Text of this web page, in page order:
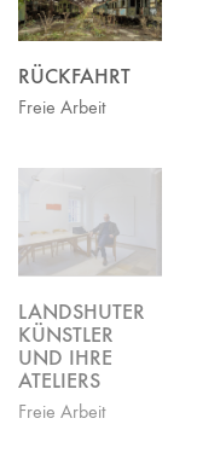
RÜCKFAHRT
Freie Arbeit
LANDSHUTER
KÜNSTLER
UND IHRE
ATELIERS
Freie Arbeit